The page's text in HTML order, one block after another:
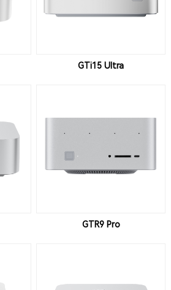
GTi15 Ultra
GTR9 Pro